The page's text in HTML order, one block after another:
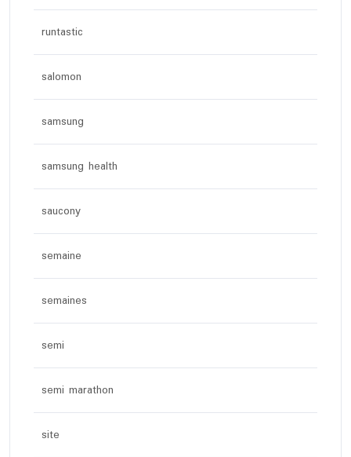
runtastic
salomon
samsung
samsung health
saucony
semaine
semaines
semi
semi marathon
site